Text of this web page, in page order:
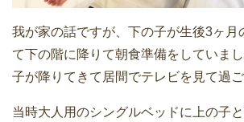
我が家の話ですが、下の子が生後3ヶ月
て下の階に降りて朝食準備をしていま
子が降りてきて居間でテレビを見て過ご
当時大人用のシングルベッドに上の子